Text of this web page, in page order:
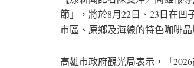
節」，將於8月22日、23日在
市區、原鄉及海線的特色咖啡
高雄市政府觀光局表示，「